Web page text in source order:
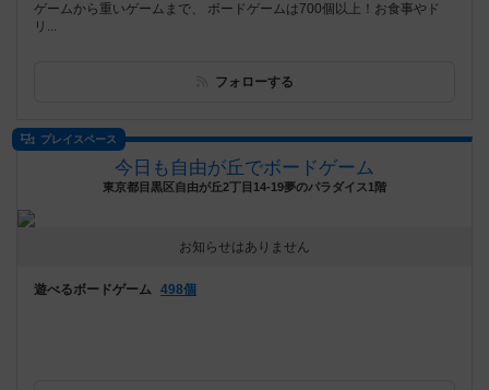
ゲームから重いゲームまで、 ボードゲームは700個以上！お食事やド
リ...
フォローする
プレイスペース
今日も自由が丘でボードゲーム
東京都目黒区自由が丘2丁目14-19夢のパラダイス1階
お知らせはありません
遊べるボードゲーム 498個